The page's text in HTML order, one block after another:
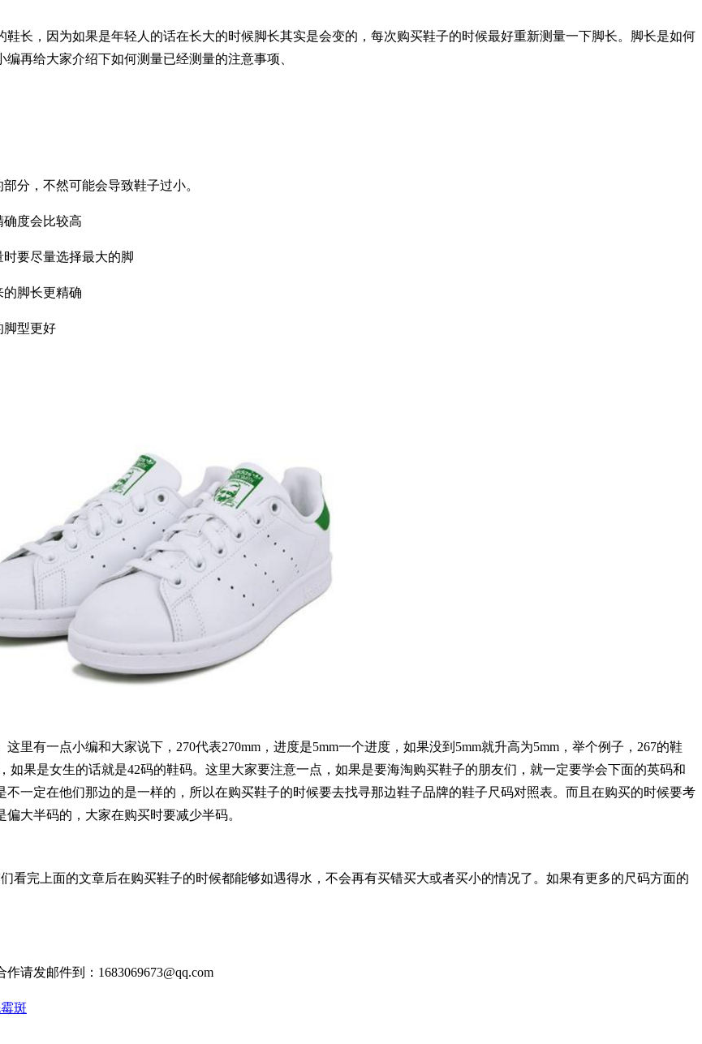
，因为如果是年轻人的话在长大的时候脚长其实是会变的，每次购买鞋子的时候最好重新测量一下脚长。脚长是如何
再给大家介绍下如何测量已经测量的注意事项、
分，不然可能会导致鞋子过小。
度会比较高
要尽量选择最大的脚
脚长更精确
脚型更好
有一点小编和大家说下，270代表270mm，进度是5mm一个进度，如果没到5mm就升高为5mm，举个例子，267的鞋
如果是女生的话就是42码的鞋码。这里大家要注意一点，如果是要海淘购买鞋子的朋友们，就一定要学会下面的英码和
一定在他们那边的是一样的，所以在购买鞋子的时候要去找寻那边鞋子品牌的鞋子尺码对照表。而且在购买的时候要考
大半码的，大家在购买时要减少半码。
看完上面的文章后在购买鞋子的时候都能够如遇得水，不会再有买错买大或者买小的情况了。如果有更多的尺码方面的
请发邮件到：1683069673@qq.com
斑